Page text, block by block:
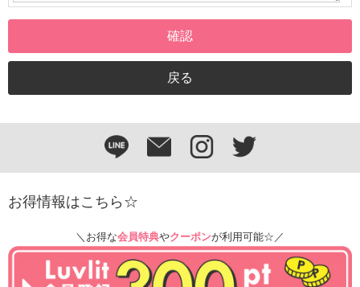
お得情報はこちら☆
＼お得な会員特典やクーポンが利用可能☆／